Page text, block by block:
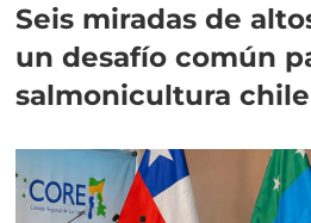
Seis miradas de
un desafío común
salmonicultura